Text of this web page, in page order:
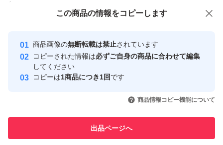
付与しています
安心取引出品者
心・安全なユーザーです
取引実績
引を完了させた実績があります
での取引実績があります
この商品の情報をコピーします
商品画像の無断転載は禁止されています
コピーされた情報は必ずご自身の商品に合わせて編集
してください
コピーは1商品につき1回です
商品情報コピー機能について
出品ページへ
この商品をみている人にオススメ